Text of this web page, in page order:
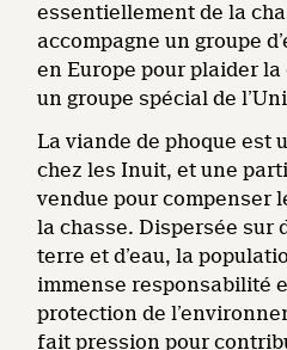
essentiellement de la
accompagne un groupe
en Europe pour plaider
un groupe spécial de
La viande de phoque est
chez les Inuit, et une
vendue pour compenser
la chasse. Dispersée sur
terre et d’eau, la
immense responsabilité
protection de
fait pression pour